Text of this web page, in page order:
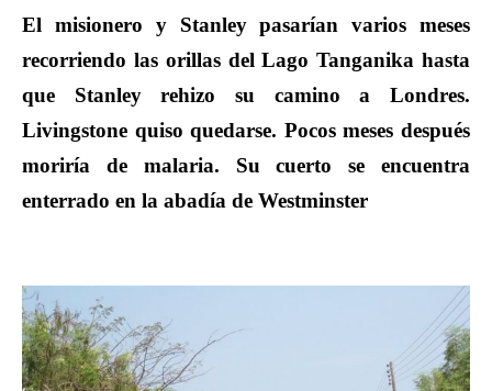
El misionero y Stanley pasarían varios meses
recorriendo las orillas del Lago Tanganika hasta
que Stanley rehizo su camino a Londres.
Livingstone quiso quedarse. Pocos meses después
moriría de malaria. Su cuerto se encuentra
enterrado en la abadía de Westminster